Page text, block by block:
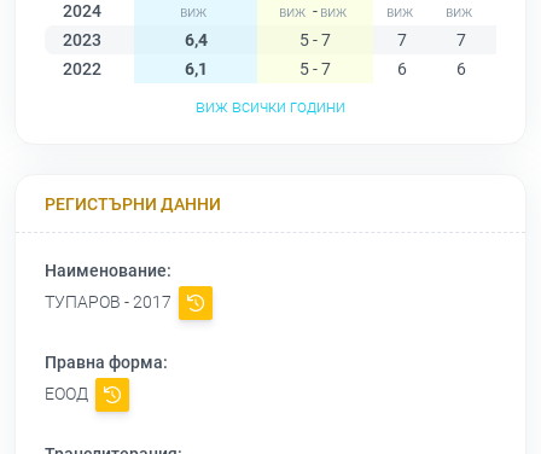
2024
-
2023
6,4 5 - 7 7 7
2022
6,1 5 - 7 6 6
виж всички години
РЕГИСТЪРНИ ДАННИ
Наименование:
ТУПАРОВ - 2017
Правна форма:
ЕООД